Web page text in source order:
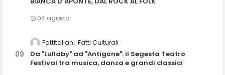
04 agosto
Fattitaliani Fatti Culturali
Da "Lullaby" ad "Antigone": il Segesta Teatro
Festival tra musica, danza e grandi classici